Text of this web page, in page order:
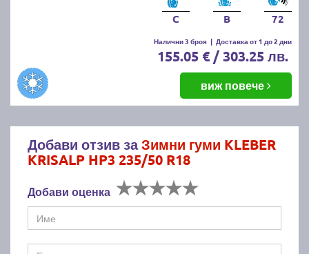
C B 72
Налични 3 броя | Доставка от 1 до 2 дни
155.05 € / 303.25 лв.
виж повече
Добави отзив заЗимни гуми KLEBER
KRISALP HP3 235/50 R18
Добави оценка